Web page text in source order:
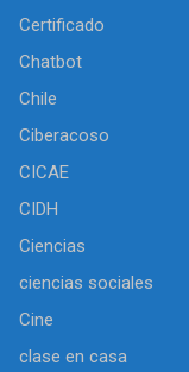
Certificado
Chatbot
Chile
Ciberacoso
CICAE
CIDH
Ciencias
ciencias sociales
Cine
clase en casa